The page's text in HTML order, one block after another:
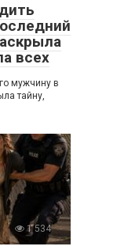
всех
мужчину в
тайну,
1 534